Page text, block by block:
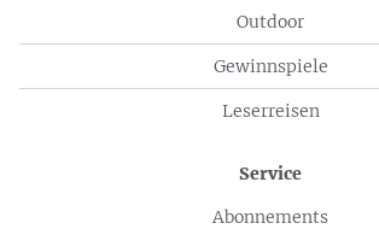
Outdoor
Gewinnspiele
Leserreisen
Service
Abonnements